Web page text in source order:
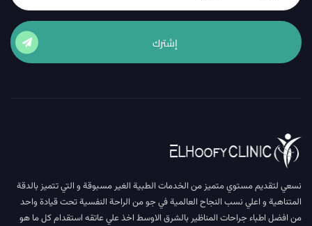
إشترك
نسعي لتقديم مستوي متميز من الخدمات الطبية الغير مسبوقة و التي تتميز بالدقة
المتناهية و اعلي نسب النجاح العالمية في جو من الراحة النفسية تحت قيادة واحد
من افضل اطباء جراحات المناظير بالشرق الاوسط اخذ علي عاتقه استقدام كل ما هو